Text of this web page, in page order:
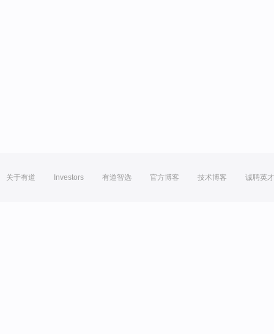
关于有道 Investors 有道智选 官方博客 技术博客 诚聘英才